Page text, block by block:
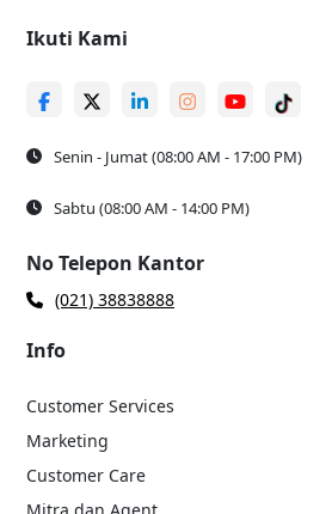
Ikuti Kami
Senin - Jumat (08:00 AM - 17:00 PM)
Sabtu (08:00 AM - 14:00 PM)
No Telepon Kantor
(021) 38838888
Info
Customer Services
Marketing
Customer Care